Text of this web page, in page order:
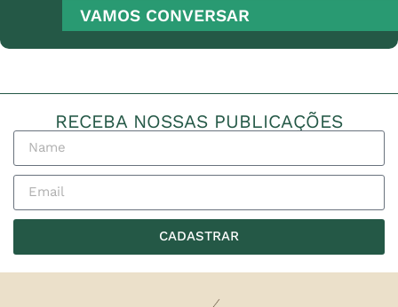
VAMOS CONVERSAR
RECEBA NOSSAS PUBLICAÇÕES
CADASTRAR